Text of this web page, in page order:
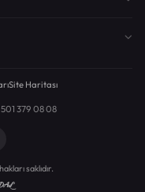
Site Haritası
379 08 08
saklıdır.